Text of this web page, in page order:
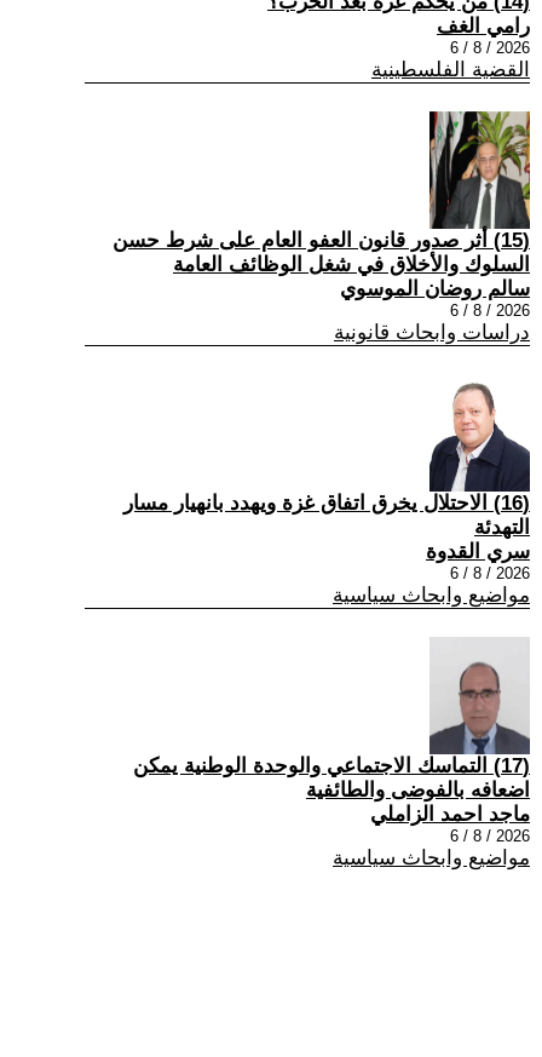
رامي الغف
2026 / 8 / 6
القضية الفلسطينية
(15) أثر صدور قانون العفو العام على شرط حسن
السلوك والأخلاق في شغل الوظائف العامة
سالم روضان الموسوي
2026 / 8 / 6
دراسات وابحاث قانونية
(16) الاحتلال يخرق اتفاق غزة ويهدد بانهيار مسار
التهدئة
سري القدوة
2026 / 8 / 6
مواضيع وابحاث سياسية
(17) التماسك الاجتماعي والوحدة الوطنية يمكن
اضعافه بالفوضى والطائفية
ماجد احمد الزاملي
2026 / 8 / 6
مواضيع وابحاث سياسية